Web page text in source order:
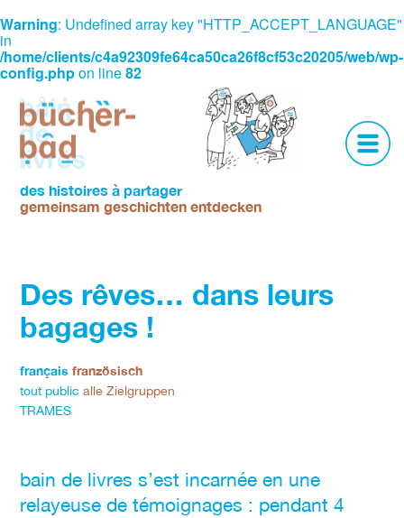
Warning: Undefined array key "HTTP_ACCEPT_LANGUAGE"
in
/home/clients/c4a92309fe64ca50ca26f8cf53c20205/web/wp-
config.phpon line82
content
de
lecture
Ein
Ort
des
und
vielsprachiger
Animationen
des histoires à partager
gemeinsam geschichten entdecken
Des rêves… dans leurs
bagages !
français französisch
tout public alle Zielgruppen
TRAMES
bain de livres s’est incarnée en une
relayeuse de témoignages : pendant 4